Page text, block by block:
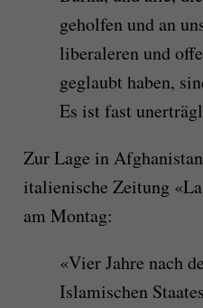
geholfen und an
liberaleren und
geglaubt haben,
Es ist fast
Zur Lage in
italienische Zeitung
am Montag:
«Vier Jahre nach
Islamischen